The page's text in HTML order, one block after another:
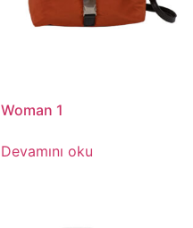
Woman 1
Devamını oku